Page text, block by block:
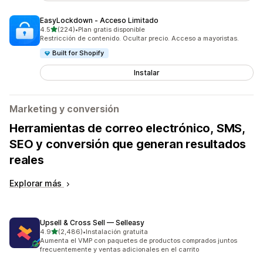
EasyLockdown ‑ Acceso Limitado
4.5de 5 estrellas
(224)
224 reseñas en total
•Plan gratis disponible
Restricción de contenido. Ocultar precio. Acceso a mayoristas.
Built for Shopify
Instalar
Marketing y conversión
Herramientas de correo electrónico, SMS,
SEO y conversión que generan resultados
reales
Explorar más
Upsell & Cross Sell — Selleasy
4.9de 5 estrellas
(2,486)
2486 reseñas en total
•Instalación gratuita
Aumenta el VMP con paquetes de productos comprados juntos
frecuentemente y ventas adicionales en el carrito